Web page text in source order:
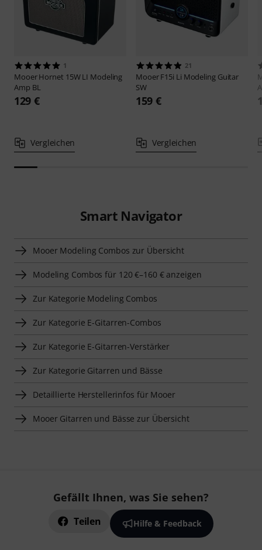
1
MooerHornet 15W LI Modeling
Amp BL
129 €
Vergleichen
21
MooerF15i Li Modeling Guitar
SW
159 €
Vergleichen
Smart Navigator
Mooer Modeling Combos zur Übersicht
Modeling Combos für 120 €–160 € anzeigen
Zur Kategorie Modeling Combos
Zur Kategorie E-Gitarren-Combos
Zur Kategorie E-Gitarren-Verstärker
Zur Kategorie Gitarren und Bässe
Detaillierte Herstellerinfos für Mooer
Mooer Gitarren und Bässe zur Übersicht
Gefällt Ihnen, was Sie sehen?
Teilen Hilfe & Feedback